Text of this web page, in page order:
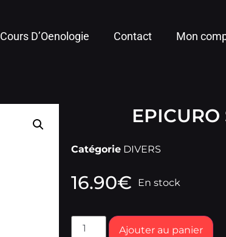
Cours D’Oenologie Contact Mon
Catégorie DIVERS
16.90€ En stock
Ajouter au panier